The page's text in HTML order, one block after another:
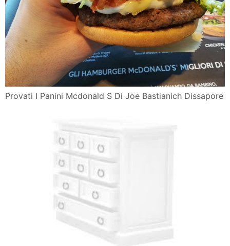
Provati I Panini Mcdonald S Di Joe Bastianich Dissapore